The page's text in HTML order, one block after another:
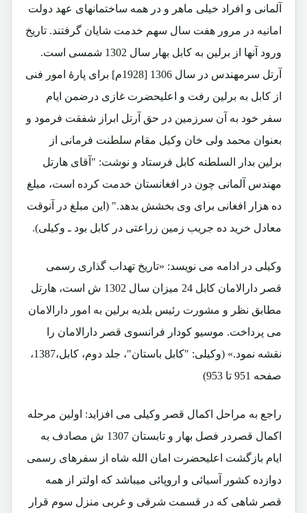
آلمانی و افراد خیلی ماهر و در همه ساختمانهای عهد دولت
امانیه در مرور هفت سال سهم خدمت شایان گرفتند. تاریخ
ورود آنها از برلین به کابل بهار سال 1302 شمسی است.
آرتل سرمهندس در سال 1306 [1928م] برای پارۀ امور فنی
از کابل به برلین رفت و اعلیحضرت غازی درضمن ایام
سفر خود به آن سرزمین در حق آرتل ابراز شفقت فرمود و
بعنوان محمد ولی خان وکیل مقام سلطنت فرمانی از
برلین بدار السلطنه کابل فرستاد و نوشت: "آقای هارتل
مهندس آلمانی چون در افغانستان خدمت کرده است، مبلغ
ده هزار افغانی برای وی بخشش بدهد." (این مبلغ در آنوقت
معادل خرید ده جریب زمین زراعتی در کابل بود ـ وکیلی).
وکیلی در ادامه می نویسد: «تاریخ تهداب گذاری رسمی
قصر دارالامان کابل 24 میزان سال 1302 ش است، هارتل
مطابق نظر و مشورت رئیس بلدیه برلین به امور دارالامان
می پرداخت. موسیو کودار فرانسوی قصر دارالامان را
نقشه نمود.» (وکیلی: "کابل باستان"، جلد دوم، کابل،1387،
صفحه 951 تا 953)
راجع به مراحل اکمال قصر وکیلی می افزاید: اولین مرحله
اکمال قصردر فصل بهار و تابستان 1307 ش مصادف به
ایام بازگشت اعلیحضرت امان الله شاه از سفرهای رسمی
دوازده کشور آسیائی و اروپائی میباشد که اولتر از همه
قصر شاهی که در قسمت شرقی و غربی منزل سوم قرار